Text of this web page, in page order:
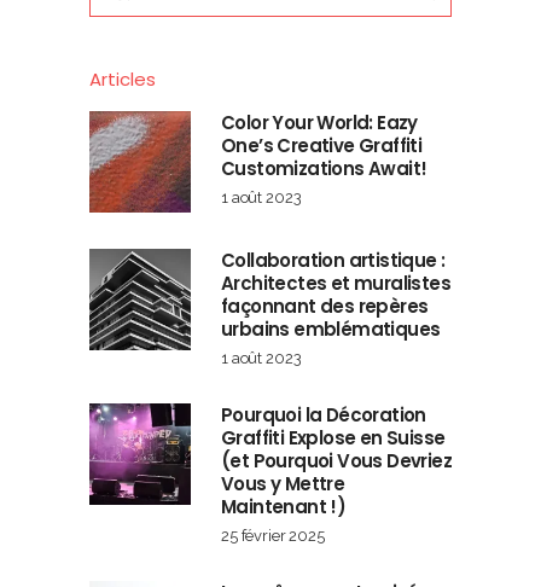
Articles
Color Your World: Eazy
One’s Creative Graffiti
Customizations Await!
1 août 2023
Collaboration artistique :
Architectes et muralistes
façonnant des repères
urbains emblématiques
1 août 2023
Pourquoi la Décoration
Graffiti Explose en Suisse
(et Pourquoi Vous Devriez
Vous y Mettre
Maintenant !)
25 février 2025